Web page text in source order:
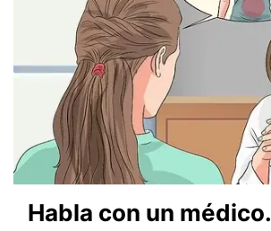
Habla con un médico.